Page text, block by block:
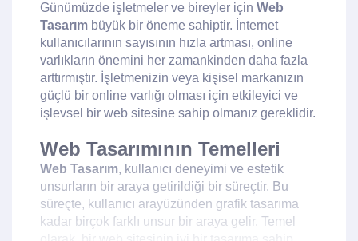
Günümüzde işletmeler ve bireyler için Web
Tasarım büyük bir öneme sahiptir. İnternet
kullanıcılarının sayısının hızla artması, online
varlıkların önemini her zamankinden daha fazla
arttırmıştır. İşletmenizin veya kişisel markanızın
güçlü bir online varlığı olması için etkileyici ve
işlevsel bir web sitesine sahip olmanız gereklidir.
Web Tasarımının Temelleri
Web Tasarım, kullanıcı deneyimi ve estetik
unsurların bir araya getirildiği bir süreçtir. Bu
süreçte, kullanıcı arayüzünden grafik tasarıma
kadar birçok farklı unsur bir araya gelir. Temel